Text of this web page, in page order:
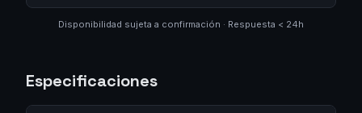
Disponibilidad sujeta a confirmación · Respuesta < 24h
Especificaciones